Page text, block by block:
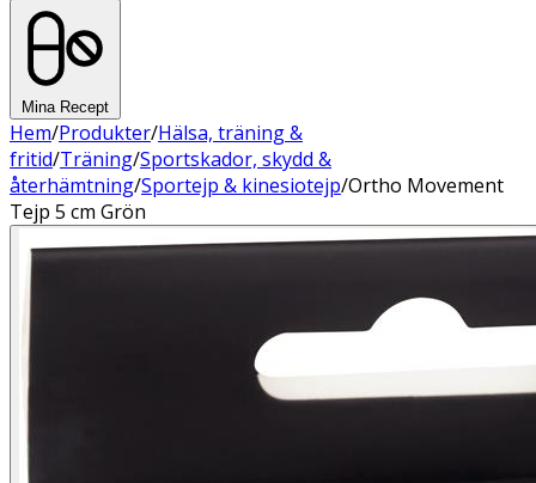
Mina Recept
Hem/Produkter/Hälsa, träning &
fritid/Träning/Sportskador, skydd &
återhämtning/Sportejp & kinesiotejp/Ortho Movement
Tejp 5 cm Grön